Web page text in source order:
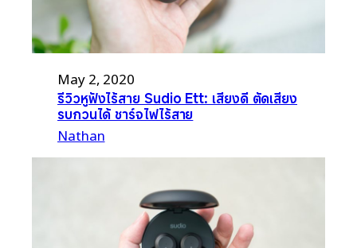
May 2, 2020
รีวิวหูฟังไร้สาย Sudio Ett: เสียงดี ตัดเสียง
รบกวนได้ ชาร์จไฟไร้สาย
Nathan